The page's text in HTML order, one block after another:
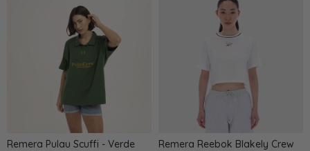
Remera Pulau Scuffi - Verde
Remera Reebok Blakely Crew